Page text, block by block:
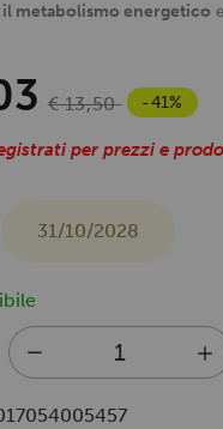
metabolismo energetico
€ 13,50 -41%
per prezzi e
31/10/2028